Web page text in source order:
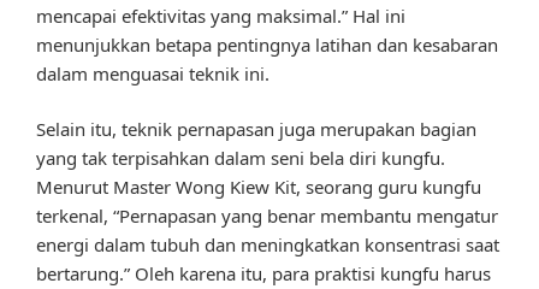
mencapai efektivitas yang maksimal.” Hal ini
menunjukkan betapa pentingnya latihan dan kesabaran
dalam menguasai teknik ini.
Selain itu, teknik pernapasan juga merupakan bagian
yang tak terpisahkan dalam seni bela diri kungfu.
Menurut Master Wong Kiew Kit, seorang guru kungfu
terkenal, “Pernapasan yang benar membantu mengatur
energi dalam tubuh dan meningkatkan konsentrasi saat
bertarung.” Oleh karena itu, para praktisi kungfu harus